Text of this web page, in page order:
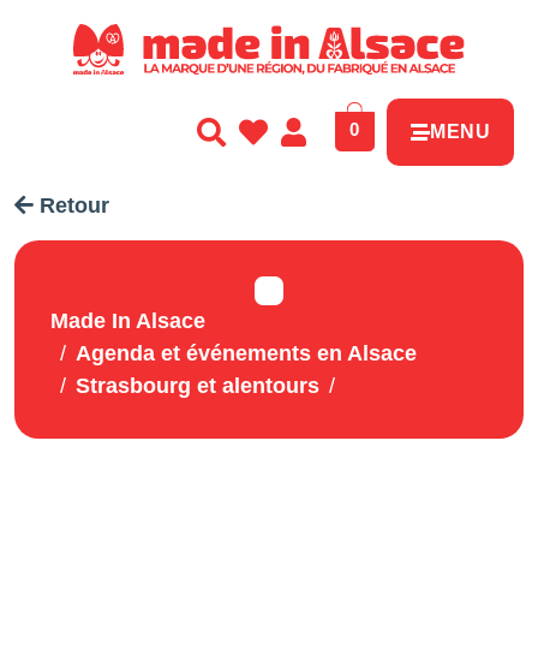
0 MENU
Retour
Made In Alsace
Agenda et événements en Alsace
Strasbourg et alentours